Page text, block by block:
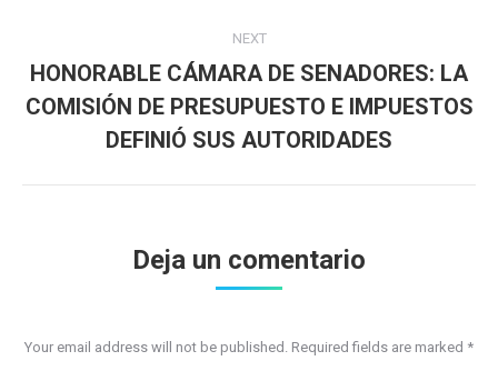
NEXT
Next
post:
HONORABLE CÁMARA DE SENADORES: LA
COMISIÓN DE PRESUPUESTO E IMPUESTOS
DEFINIÓ SUS AUTORIDADES
Deja un comentario
Your email address will not be published. Required fields are marked *